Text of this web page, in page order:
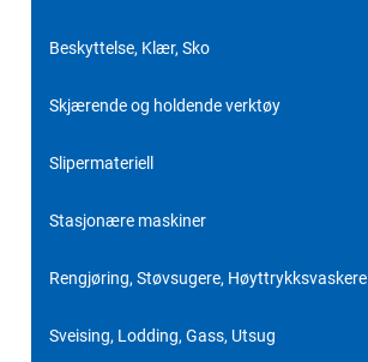
Beskyttelse, Klær, Sko
Skjærende og holdende verktøy
Slipermateriell
Stasjonære maskiner
Rengjøring, Støvsugere, Høyttrykksvaskere
Sveising, Lodding, Gass, Utsug